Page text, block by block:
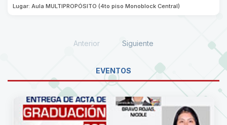
Lugar: Aula MULTIPROPÓSITO (4to piso Monoblock Central)
Anterior Siguiente
EVENTOS